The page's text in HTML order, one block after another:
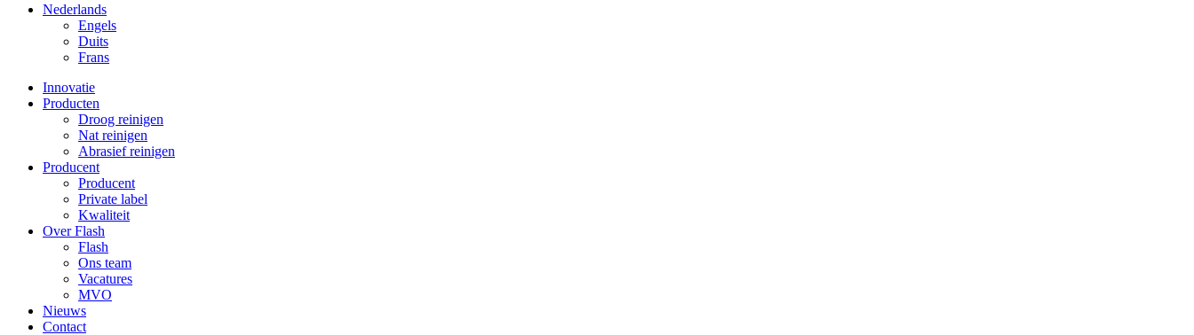
Nederlands
Engels
Duits
Frans
Innovatie
Producten
Droog reinigen
Nat reinigen
Abrasief reinigen
Producent
Producent
Private label
Kwaliteit
Over Flash
Flash
Ons team
Vacatures
MVO
Nieuws
Contact